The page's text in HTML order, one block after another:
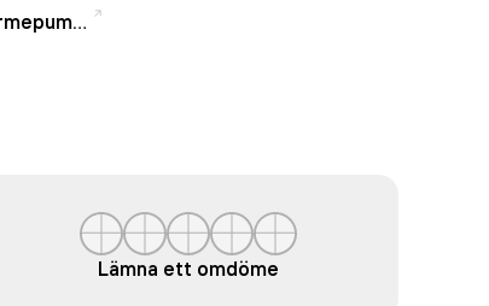
Värmepumpar
Lämna ett omdöme